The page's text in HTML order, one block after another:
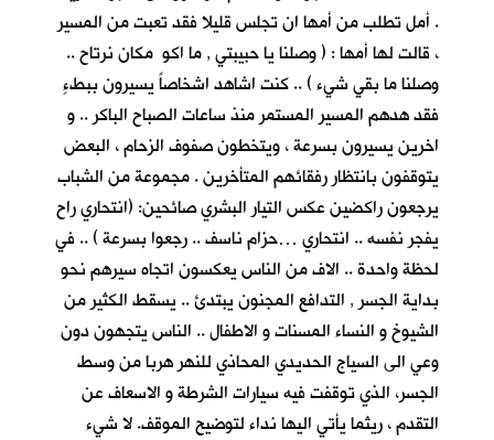
. أمل تطلب من أمها ان تجلس قليلا فقد تعبت من المسير
، قالت لها أمها : ( وصلنا يا حبيبتي , ما اكو مكان نرتاح ..
وصلنا ما بقي شيء ) .. كنت اشاهد اشخاصاً يسيرون ببطءٍ
فقد هدهم المسير المستمر منذ ساعات الصباح الباكر .. و
اخرين يسيرون بسرعة ، ويتخطون صفوف الزحام ، البعض
يتوقفون بانتظار رفقائهم المتأخرين . مجموعة من الشباب
يرجعون راكضين عكس التيار البشري صائحين: (انتحاري راح
يفجر نفسه .. انتحاري …حزام ناسف .. رجعوا بسرعة ) .. في
لحظة واحدة .. الاف من الناس يعكسون اتجاه سيرهم نحو
بداية الجسر , التدافع المجنون يبتدئ .. يسقط الكثير من
الشيوخ و النساء المسنات و الاطفال .. الناس يتجهون دون
وعي الى السياج الحديدي المحاذي للنهر هربا من وسط
الجسر، الذي توقفت فيه سيارات الشرطة و الاسعاف عن
التقدم ، ريثما يأتي اليها نداء لتوضيح الموقف. لا شيء